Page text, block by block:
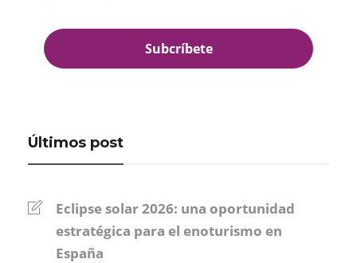
Últimos post
Eclipse solar 2026: una oportunidad
estratégica para el enoturismo en
España